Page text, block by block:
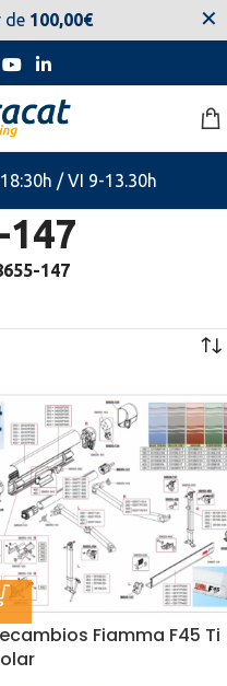
las molestias.
/ VI 9-13.30h
147
147
de 100,00€ ✕
Fiamma F45 Ti